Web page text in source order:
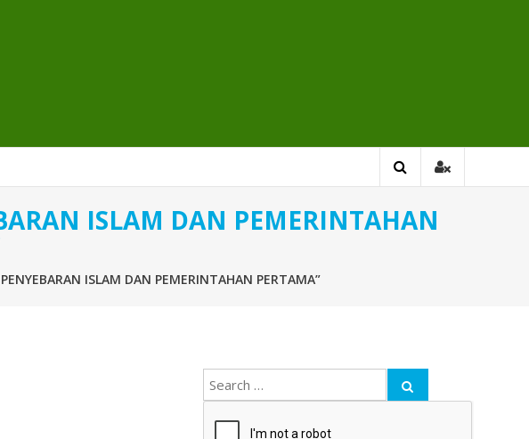
ISLAM DAN PEMERINTAHAN
ISLAM DAN PEMERINTAHAN PERTAMA”